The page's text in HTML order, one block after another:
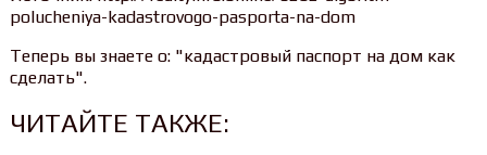
polucheniya-kadastrovogo-pasporta-na-dom
Теперь вы знаете о: "кадастровый паспорт на дом как
сделать".
ЧИТАЙТЕ ТАКЖЕ: